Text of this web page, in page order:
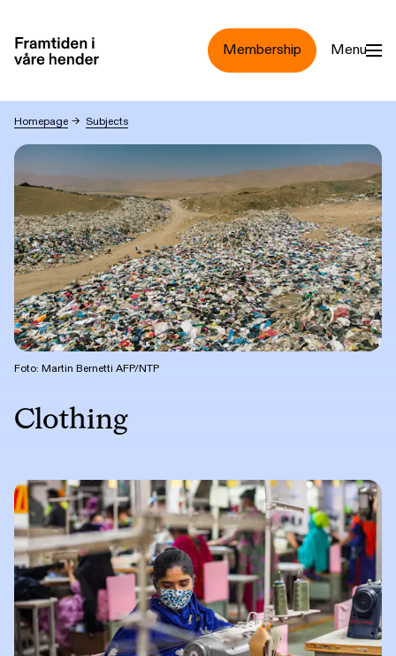
Membership Menu
Homepage → Subjects
Clothing
Clothing
Foto: Martin Bernetti AFP/NTP